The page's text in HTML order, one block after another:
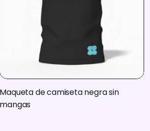
Maqueta de camiseta negra sin
mangas